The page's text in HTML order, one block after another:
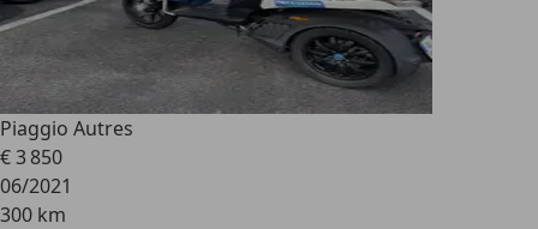
Piaggio Autres
€ 3 850
06/2021
300 km